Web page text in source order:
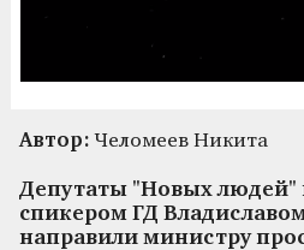
Автор: Челомеев Никита
Депутаты "Новых людей"
спикером ГД
направили министру